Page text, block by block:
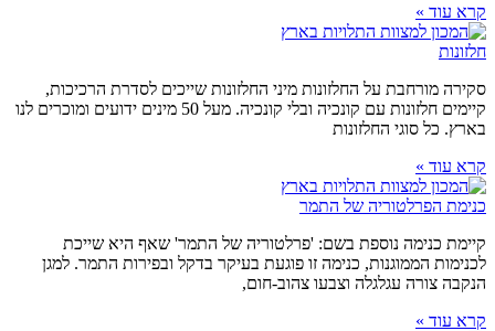
קרא עוד »
חלזונות
סקירה מורחבת על החלזונות מיני החלזונות שייכים לסדרת הרכיכות,
קיימים חלזונות עם קונכיה ובלי קונכיה. מעל 50 מינים ידועים ומוכרים לנו
בארץ. כל סוגי החלזונות
קרא עוד »
כנימת הפרלטוריה של התמר
קיימת כנימה נוספת בשם: 'פרלטוריה של התמר' שאף היא שייכת
לכנימות הממוגנות, כנימה זו פוגעת בעיקר בדקל ובפירות התמר. למגן
הנקבה צורה עגלגלה וצבעו צהוב-חום,
קרא עוד »